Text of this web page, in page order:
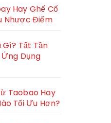
Hay Ghế Cố
Nhược Điểm
Gì? Tất Tần
Dụng
Taobao Hay
Tối Ưu Hơn?